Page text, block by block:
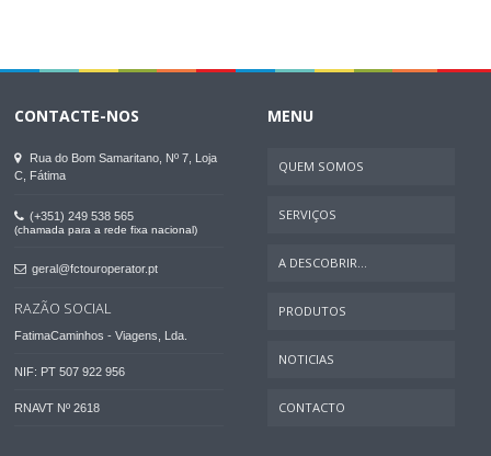
CONTACTE-NOS
Rua do Bom Samaritano, Nº 7, Loja
C, Fátima
(+351) 249 538 565
(chamada para a rede fixa nacional)
geral@fctouroperator.pt
RAZÃO SOCIAL
FatimaCaminhos - Viagens, Lda.
NIF: PT 507 922 956
RNAVT Nº 2618
MENU
QUEM SOMOS
SERVIÇOS
A DESCOBRIR...
PRODUTOS
NOTICIAS
CONTACTO